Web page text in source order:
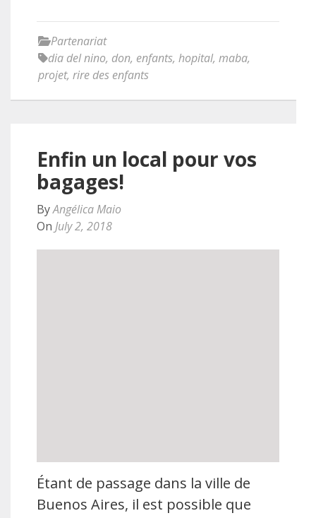
Partenariat
dia del nino, don, enfants, hopital, maba,
projet, rire des enfants
Enfin un local pour vos
bagages!
ByAngélica Maio
On July 2, 2018
Étant de passage dans la ville de
Buenos Aires, il est possible que